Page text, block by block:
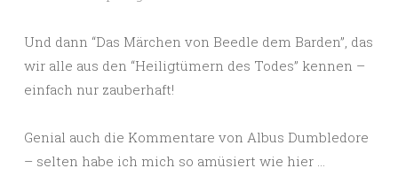
Und dann “Das Märchen von Beedle dem Barden”, das
wir alle aus den “Heiligtümern des Todes” kennen –
einfach nur zauberhaft!
Genial auch die Kommentare von Albus Dumbledore
– selten habe ich mich so amüsiert wie hier …